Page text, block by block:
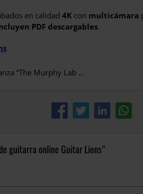
en calidad 4K con multicámara
PDF descargables.
Murphy Lab Collection”
guitarra online Guitar Lions